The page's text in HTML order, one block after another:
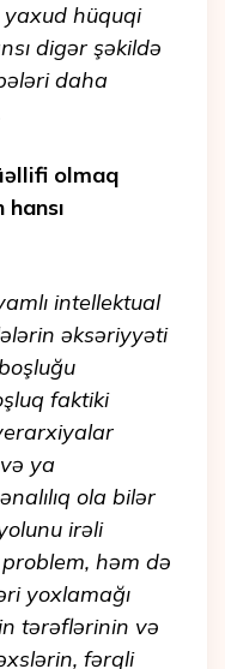
yaxud hüquqi
digər şəkildə
daha
olmaq
intellektual
əksəriyyəti
faktiki
ya
ola bilər
irəli
həm də
yoxlamağı
tərəflərinin və
fərqli